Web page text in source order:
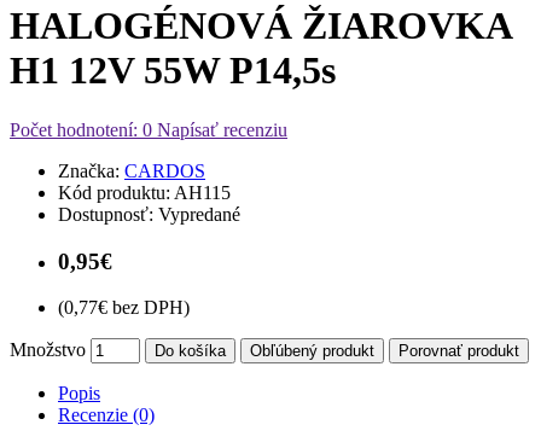
HALOGÉNOVÁ ŽIAROVKA
H1 12V 55W P14,5s
Počet hodnotení: 0 Napísať recenziu
Značka: CARDOS
Kód produktu: AH115
Dostupnosť: Vypredané
0,95€
(0,77€ bez DPH)
Množstvo Do košíka Obľúbený produkt Porovnať produkt
Popis
Recenzie (0)